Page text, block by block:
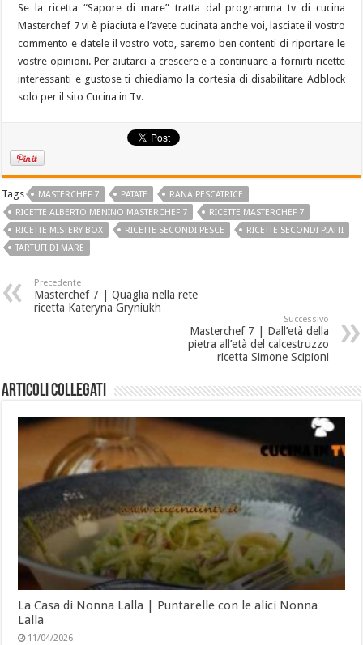
Se la ricetta “Sapore di mare” tratta dal programma tv di cucina
Masterchef 7 vi è piaciuta e l’avete cucinata anche voi, lasciate il vostro
commento e datele il vostro voto, saremo ben contenti di riportare le
vostre opinioni. Per aiutarci a crescere e a continuare a fornirti ricette
interessanti e gustose ti chiediamo la cortesia di disabilitare Adblock
solo per il sito Cucina in Tv.
Tags MASTERCHEF 7 PATATE
RANA PESCATRICE
RICETTE ALBERTO MENINO MASTERCHEF 7
RICETTE MASTERCHEF 7
RICETTE MISTERY BOX
RICETTE SECONDI PESCE
RICETTE SECONDI PIATTI
TARTUFI DI MARE
Precedente
Masterchef 7 | Quaglia nella rete
ricetta Kateryna Gryniukh
Successivo
Masterchef 7 | Dall’età della
pietra all’età del calcestruzzo
ricetta Simone Scipioni
Articoli collegati
La Casa di Nonna Lalla | Puntarelle con le alici Nonna
Lalla
11/04/2026